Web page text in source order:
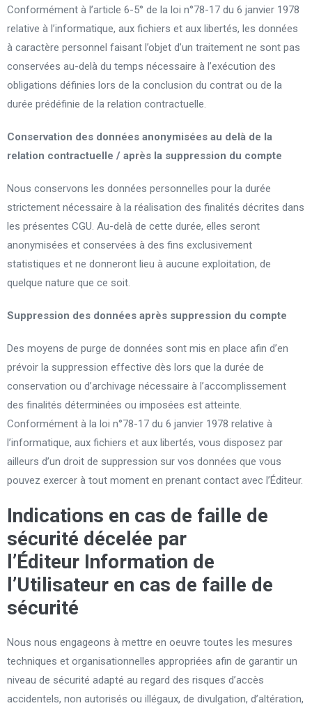
Conformément à l’article 6-5° de la loi n°78-17 du 6 janvier 1978
relative à l’informatique, aux fichiers et aux libertés, les données
à caractère personnel faisant l’objet d’un traitement ne sont pas
conservées au-delà du temps nécessaire à l’exécution des
obligations définies lors de la conclusion du contrat ou de la
durée prédéfinie de la relation contractuelle.
Conservation des données anonymisées au delà de la
relation contractuelle / après la suppression du compte
Nous conservons les données personnelles pour la durée
strictement nécessaire à la réalisation des finalités décrites dans
les présentes CGU. Au-delà de cette durée, elles seront
anonymisées et conservées à des fins exclusivement
statistiques et ne donneront lieu à aucune exploitation, de
quelque nature que ce soit.
Suppression des données après suppression du compte
Des moyens de purge de données sont mis en place afin d’en
prévoir la suppression effective dès lors que la durée de
conservation ou d’archivage nécessaire à l’accomplissement
des finalités déterminées ou imposées est atteinte.
Conformément à la loi n°78-17 du 6 janvier 1978 relative à
l’informatique, aux fichiers et aux libertés, vous disposez par
ailleurs d’un droit de suppression sur vos données que vous
pouvez exercer à tout moment en prenant contact avec l’Éditeur.
Indications en cas de faille de
sécurité décelée par
l’Éditeur Information de
l’Utilisateur en cas de faille de
sécurité
Nous nous engageons à mettre en oeuvre toutes les mesures
techniques et organisationnelles appropriées afin de garantir un
niveau de sécurité adapté au regard des risques d’accès
accidentels, non autorisés ou illégaux, de divulgation, d’altération,